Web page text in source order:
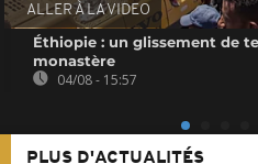
ALLER À LA VIDEO
Éthiopie : un glissement de
monastère
04/08 - 15:57
PLUS D'ACTUALITÉS